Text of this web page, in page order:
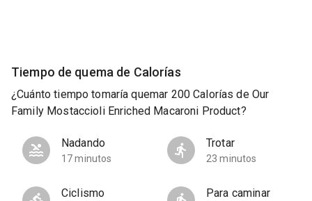
Tiempo de quema de Calorías
¿Cuánto tiempo tomaría quemar 200 Calorías de Our
Family Mostaccioli Enriched Macaroni Product?
Nadando
17 minutos
Trotar
23 minutos
Ciclismo Para caminar